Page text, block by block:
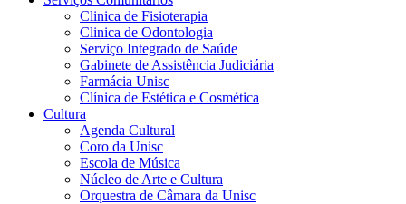
Clinica de Fisioterapia
Clinica de Odontologia
Serviço Integrado de Saúde
Gabinete de Assistência Judiciária
Farmácia Unisc
Clínica de Estética e Cosmética
Cultura
Agenda Cultural
Coro da Unisc
Escola de Música
Núcleo de Arte e Cultura
Orquestra de Câmara da Unisc